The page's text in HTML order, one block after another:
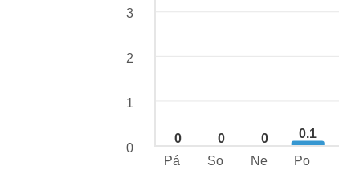
0 0 0 0.1
3
2
1
0
Pá
So Ne Po